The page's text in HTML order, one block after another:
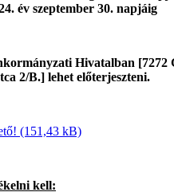
év szeptember 30. napjáig
Hivatalban [7272
2/B.] lehet előterjeszteni.
kell: